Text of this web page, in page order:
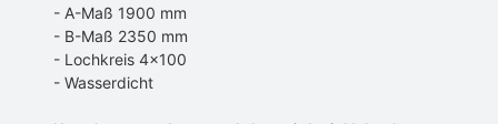
- A-Maß 1900 mm
- B-Maß 2350 mm
- Lochkreis 4x100
- Wasserdicht